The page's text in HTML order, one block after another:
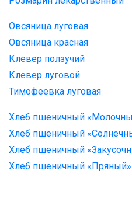
Овсяница луговая
Овсяница красная
Клевер ползучий
Клевер луговой
Тимофеевка луговая
Хлеб пшеничный
Хлеб пшеничный
Хлеб пшеничный
Хлеб пшеничный «Пряный»